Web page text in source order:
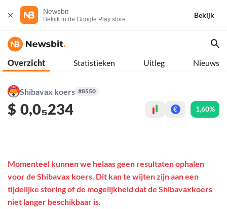
Newsbit
Bekijk in de Google Play store
Bekijk
Overzicht Statistieken Uitleg Nieuws
Shibavax koers #8550
$ 0,0₅234 € 1,60%
Momenteel kunnen we helaas geen resultaten ophalen
voor de Shibavax koers. Dit kan te wijten zijn aan een
tijdelijke storing of de mogelijkheid dat de Shibavaxkoers
niet langer beschikbaar is.